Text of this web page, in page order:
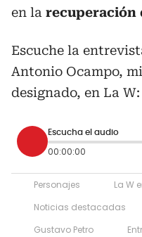
en la recuperación
Escuche la
Antonio Ocampo,
designado, en La W:
Escucha el audio
00:00:00
Personajes
La W
Noticias destacadas
Gustavo Petro